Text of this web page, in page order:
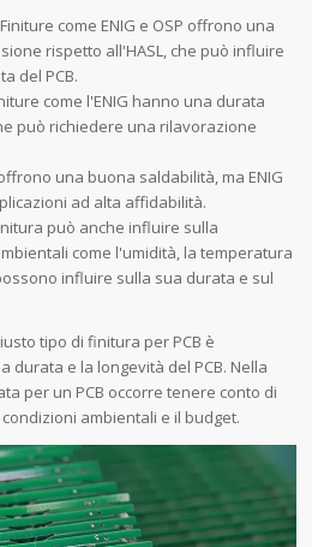
come ENIG e OSP offrono una
rispetto all'HASL, che può influire
del PCB.
come l'ENIG hanno una durata
può richiedere una rilavorazione
una buona saldabilità, ma ENIG
ad alta affidabilità.
può anche influire sulla
come l'umidità, la temperatura
influire sulla sua durata e sul
tipo di finitura per PCB è
e la longevità del PCB. Nella
per un PCB occorre tenere conto di
ambientali e il budget.